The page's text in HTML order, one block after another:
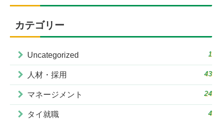
カテゴリー
Uncategorized 1
人材・採用 43
マネージメント 24
タイ就職 4